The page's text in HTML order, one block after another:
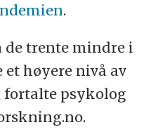
.
de trente mindre i
et høyere nivå av
fortalte psykolog